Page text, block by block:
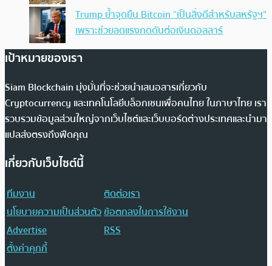
Trump ย้ำจุดยืน Bitcoin “เป็นสิ่งดีสำหรับสหรัฐฯ”
เพราะช่วยลดแรงกดดันต่อเงินดอลลาร์
เป้าหมายของเรา
Siam Blockchain มุ่งมั่นที่จะช่วยนำเสนอสารเกี่ยวกับ
Cryptocurrency และเทคโนโลยีบล็อกเชนเพื่อคนไทย ในภาษาไทย เรา
รวบรวมข้อมูลส่วนใหญ่จากเว็บไซต์และเว็บบอร์ดต่างประเทศและนำมา
แปลส่งตรงถึงฟีดคุณ
เกี่ยวกับเว็บไซต์นี้
ทีมงาน
ติดต่อเรา
นโยบายความเป็นส่วนตัวข้อตกลงในการใช้งาน
Advertise
RSS
ตั้งค่าคุกกี้